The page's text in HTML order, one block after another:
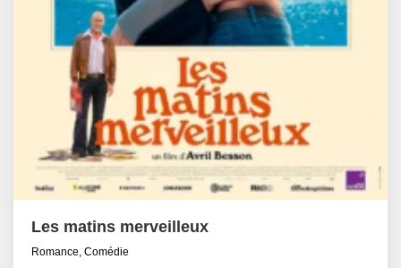
Les matins merveilleux
Romance, Comédie